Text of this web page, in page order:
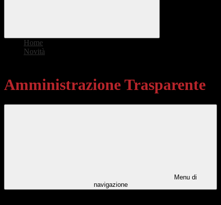
Home
Novità
Amministrazione Trasparente
Menu di
navigazione